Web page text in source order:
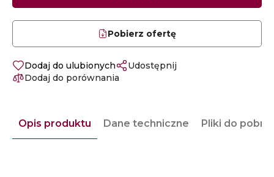
Pobierz ofertę
Dodaj do ulubionych
Udostępnij
Dodaj do porównania
Opis produktu Dane techniczne Pliki do